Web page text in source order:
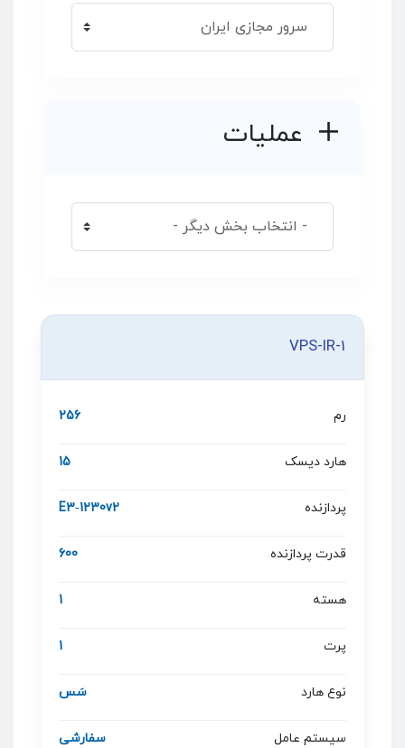
عملیات
VPS-IR-1
256 رم
15 هارد دیسک
E3‐1230v2 پردازنده
600 قدرت پردازنده
1 هسته
1 پرت
سَس نوع هارد
سفارشی سیستم عامل